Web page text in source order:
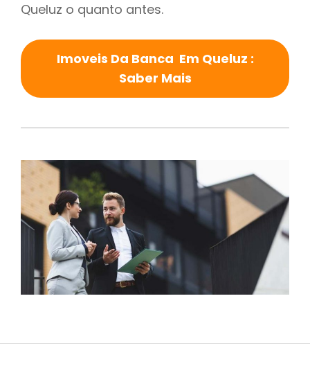
Queluz o quanto antes.
Imoveis Da Banca Em Queluz :
Saber Mais